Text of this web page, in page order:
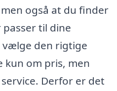
også at du finder
til dine
vælge den rigtige
kun om pris, men
Derfor er det